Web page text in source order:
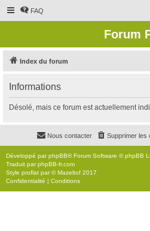
FAQ
Forum
Index du forum
Informations
Désolé, mais ce forum est actuellement
Supprimer les
Nous contacter
Développé parphpBB® Forum Software © phpBB
Traduit parphpBB-fr.com
Style proflat par ©Mazeltof 2017
Confidentialité | Conditions